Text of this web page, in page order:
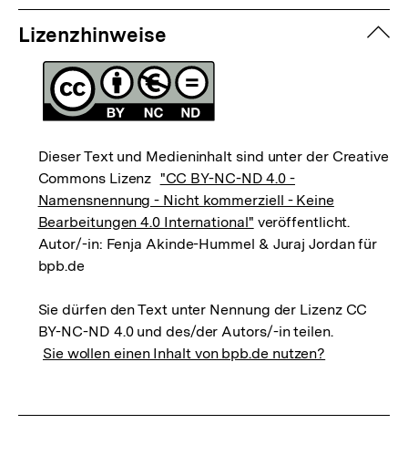
Lizenzhinweise
Dieser Text und Medieninhalt sind unter der Creative
Commons Lizenz "CC BY-NC-ND 4.0 -
Namensnennung - Nicht kommerziell - Keine
Bearbeitungen 4.0 International" veröffentlicht.
Autor/-in: Fenja Akinde-Hummel & Juraj Jordan für
bpb.de
Sie dürfen den Text unter Nennung der Lizenz CC
BY-NC-ND 4.0 und des/der Autors/-in teilen.
Sie wollen einen Inhalt von bpb.de nutzen?